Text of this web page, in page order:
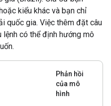
kiểu khác và bạn chỉ
quốc gia. Việc thêm đặt câu
lệnh có thể định hướng mô
Phản hồi
của mô
hình